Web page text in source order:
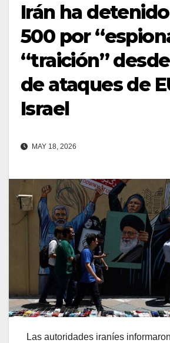
Irán ha
500 por
“traición”
de ataques de
Israel
MAY 18, 2026
Las autoridades iraníes